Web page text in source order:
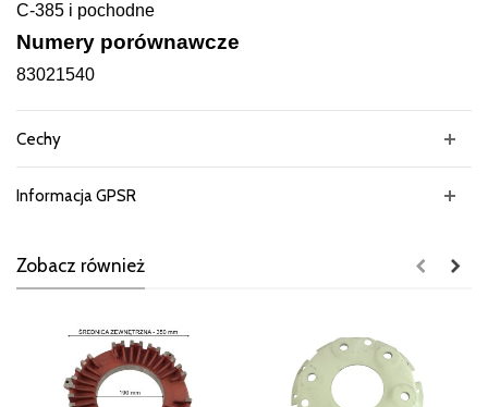
C-385 i pochodne
Numery porównawcze
83021540
Cechy
Informacja GPSR
Zobacz również